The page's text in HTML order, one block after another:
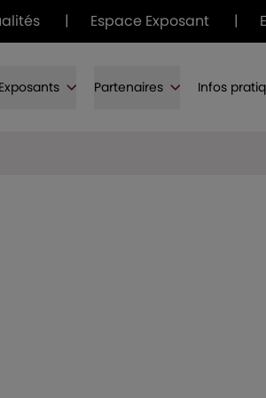
| Espace Exposant |
Exposants Partenaires Infos